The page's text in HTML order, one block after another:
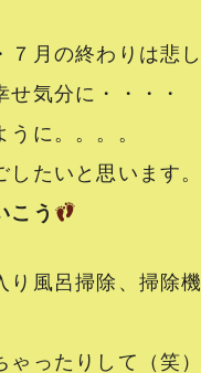
７月の終わりは悲
気分に・・・・
に。。。。
たいと思います。
こう
風呂掃除、掃除
ゃったりして（笑）